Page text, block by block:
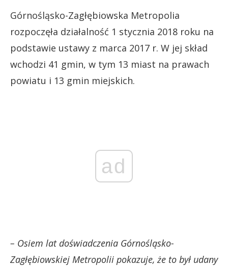
Górnośląsko-Zagłębiowska Metropolia
rozpoczęła działalność 1 stycznia 2018 roku na
podstawie ustawy z marca 2017 r. W jej skład
wchodzi 41 gmin, w tym 13 miast na prawach
powiatu i 13 gmin miejskich.
ad
– Osiem lat doświadczenia Górnośląsko-
Zagłębiowskiej Metropolii pokazuje, że to był udany